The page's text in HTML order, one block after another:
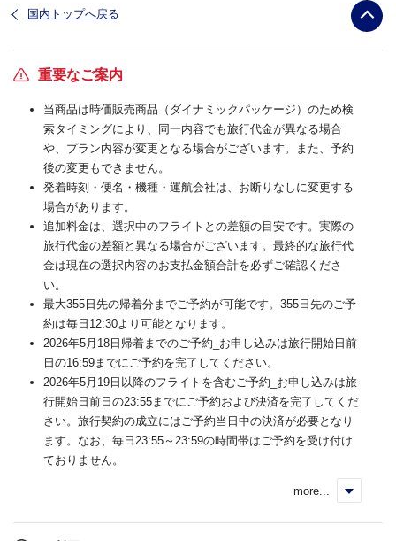
国内トップへ戻る
重要なご案内
当商品は時価販売商品（ダイナミックパッケージ）のため検
索タイミングにより、同一内容でも旅行代金が異なる場合
や、プラン内容が変更となる場合がございます。また、予約
後の変更もできません。
発着時刻・便名・機種・運航会社は、お断りなしに変更する
場合があります。
追加料金は、選択中のフライトとの差額の目安です。実際の
旅行代金の差額と異なる場合がございます。最終的な旅行代
金は現在の選択内容のお支払金額合計を必ずご確認くださ
い。
最大355日先の帰着分までご予約が可能です。355日先のご予
約は毎日12:30より可能となります。
2026年5月18日帰着までのご予約_お申し込みは旅行開始日前
日の16:59までにご予約を完了してください。
2026年5月19日以降のフライトを含むご予約_お申し込みは旅
行開始日前日の23:55までにご予約および決済を完了してくだ
さい。旅行契約の成立にはご予約当日中の決済が必要となり
ます。なお、毎日23:55～23:59の時間帯はご予約を受け付け
ておりません。
more...